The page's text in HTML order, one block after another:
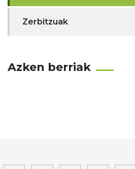
Zerbitzuak
Azken berriak